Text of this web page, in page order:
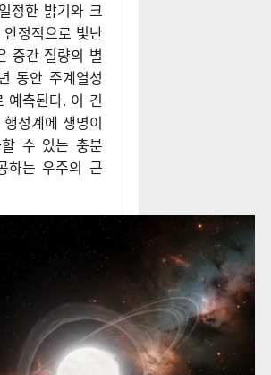
정한 밝기와 크
정적으로 빛난
중간 질량의 별
동안 주계열성
예측된다. 이 긴
성계에 생명이
수 있는 충분
하는 우주의 근